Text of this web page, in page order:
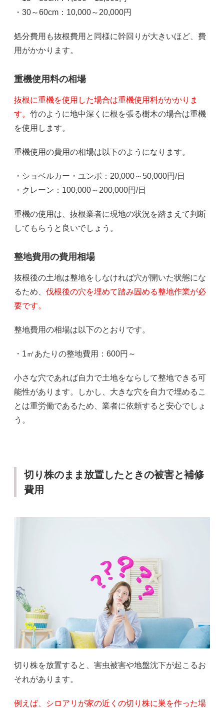
・30～60cm：10,000～20,000円
処分費用も抜根費用と同様に幹回りが大きいほど、費
用がかかります。
重機使用料の相場
抜根に重機を使用した場合は重機使用料がかかりま
す。 竹のように地中深くに根を張る樹木の場合は重機
を使用します。
重機使用の費用の相場は以下のようになります。
・ショベルカー・ユンボ：20,000～50,000円/日
・クレーン：100,000～200,000円/日
重機の使用は、抜根業者に現地の状況を踏まえて判断
してもらうと良いでしょう。
整地費用の費用相場
抜根後の土地は整地をしなければ穴が開いた状態にな
るため、 伐根後の穴を埋めて踏み固める整地作業が必
要です。
整地費用の相場は以下のとおりです。
・1㎡あたりの整地費用：600円～
小さな穴であれば自力で土地をならして整地できる可
能性があります。しかし、大きな穴を自力で埋めるこ
とは重労働であるため、業者に依頼すると安心でしょ
う。
切り株のまま放置したときの被害と補修
費用
切り株を放置すると、害虫被害や地盤沈下が起こるお
それがあります。
例えば、シロアリが家の近くの切り株に巣を作った場